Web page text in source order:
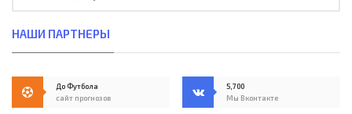
НАШИ ПАРТНЕРЫ
До Футбола
сайт прогнозов
5,700
Мы Вконтакте